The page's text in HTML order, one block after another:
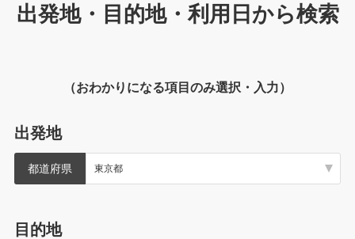
出発地・目的地・利用日から検索
（おわかりになる項目のみ選択・入力）
出発地
都道府県
目的地